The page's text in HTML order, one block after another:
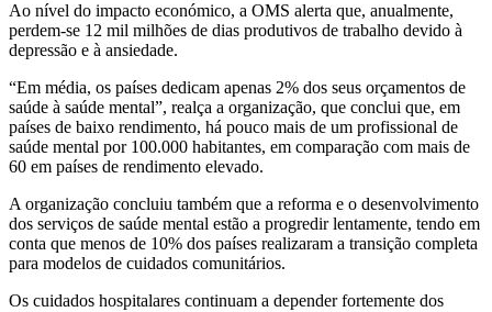
Ao nível do impacto económico, a OMS alerta que, anualmente,
perdem-se 12 mil milhões de dias produtivos de trabalho devido à
depressão e à ansiedade.
“Em média, os países dedicam apenas 2% dos seus orçamentos de
saúde à saúde mental”, realça a organização, que conclui que, em
países de baixo rendimento, há pouco mais de um profissional de
saúde mental por 100.000 habitantes, em comparação com mais de
60 em países de rendimento elevado.
A organização concluiu também que a reforma e o desenvolvimento
dos serviços de saúde mental estão a progredir lentamente, tendo em
conta que menos de 10% dos países realizaram a transição completa
para modelos de cuidados comunitários.
Os cuidados hospitalares continuam a depender fortemente dos